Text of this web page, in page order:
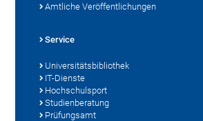
Amtliche Veröffentlichungen
Service
Universitätsbibliothek
IT-Dienste
Hochschulsport
Studienberatung
Prüfungsamt